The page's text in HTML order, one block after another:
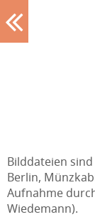
Bilddateien
Berlin,
Aufnahme
Wiedemann).